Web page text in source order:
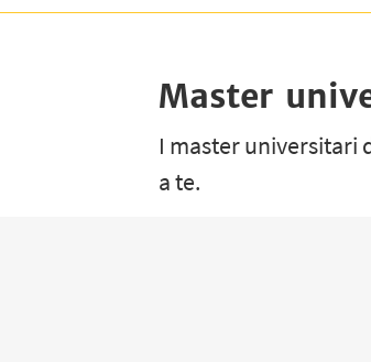
Master
I master universitari
a te.